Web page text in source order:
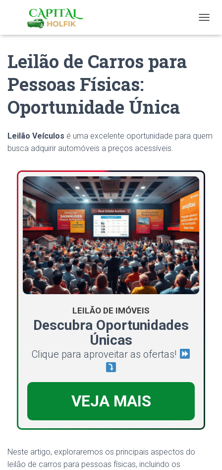
O
T
Leilão de Carros para
Pessoas Físicas:
Oportunidade Única
Leilão Veículos é uma excelente oportunidade para quem
busca adquirir automóveis a preços acessíveis.
LEILÃO DE IMÓVEIS
Descubra Oportunidades
Únicas
Clique para aproveitar as ofertas!
VEJA MAIS
Neste artigo, exploraremos os principais aspectos do
leilão de carros para pessoas físicas, incluindo os